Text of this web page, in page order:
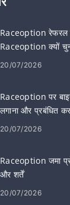
Raceoption रेफरल
Raceoption क्यों
20/07/2026
Raceoption पर
लगाना और प्रबंधित
20/07/2026
Raceoption जमा
और शर्तें
20/07/2026